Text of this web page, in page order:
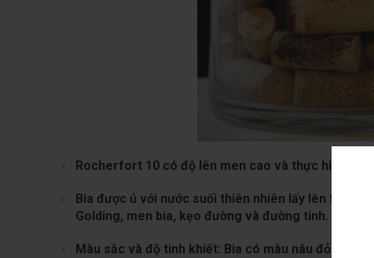
Rocherfort 10 có độ lên men cao và thực hiện
Bia được ủ với nước suối thiên nhiên lấy lên từ
Golding, men bia, kẹo đường và đường tinh.
Màu sắc và độ tinh khiết: Bia có màu nâu đỏ đậm